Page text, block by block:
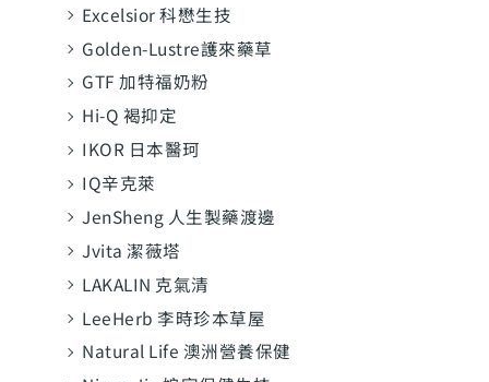
Excelsior 科懋生技
Golden-Lustre護來藥草
GTF 加特福奶粉
Hi-Q 褐抑定
IKOR 日本醫珂
IQ辛克萊
JenSheng 人生製藥渡邊
Jvita 潔薇塔
LAKALIN 克氣清
LeeHerb 李時珍本草屋
Natural Life 澳洲營養保健